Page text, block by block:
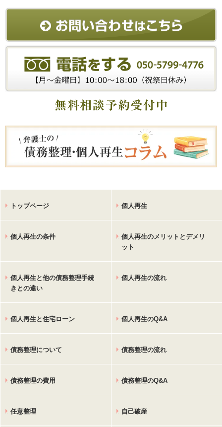
トップページ 個人再生
個人再生の条件
個人再生のメリットとデメリ
ット
個人再生と他の債務整理手続
きとの違い
個人再生の流れ
個人再生と住宅ローン 個人再生のQ&A
債務整理について 債務整理の流れ
債務整理の費用 債務整理のQ&A
任意整理 自己破産